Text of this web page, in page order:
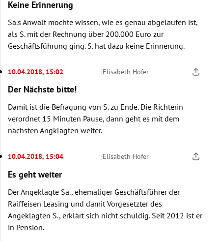
Keine Erinnerung
Sa.s Anwalt möchte wissen, wie es genau abgelaufen ist,
als S. mit der Rechnung über 200.000 Euro zur
Geschäftsführung ging. S. hat dazu keine Erinnerung.
10.04.2018, 15:02 |Elisabeth Hofer
Der Nächste bitte!
Damit ist die Befragung von S. zu Ende. Die Richterin
verordnet 15 Minuten Pause, dann geht es mit dem
nächsten Angklagten weiter.
10.04.2018, 15:04 |Elisabeth Hofer
Es geht weiter
Der Angeklagte Sa., ehemaliger Geschäftsführer der
Raiffeisen Leasing und damit Vorgesetzter des
Angeklagten S., erklärt sich nicht schuldig. Seit 2012 ist er
in Pension.